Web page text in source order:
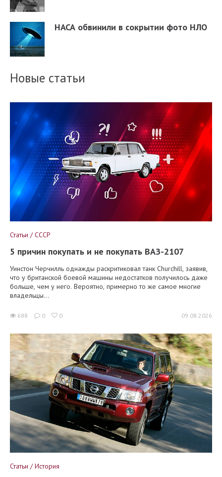
НАСА обвинили в сокрытии фото НЛО
Новые статьи
Статьи / СССР
5 причин покупать и не покупать ВАЗ-2107
Уинстон Черчилль однажды раскритиковал танк Churchill, заявив,
что у британской боевой машины недостатков получилось даже
больше, чем у него. Вероятно, примерно то же самое многие
владельцы...
688 0 0 09.08.2026
Статьи / История